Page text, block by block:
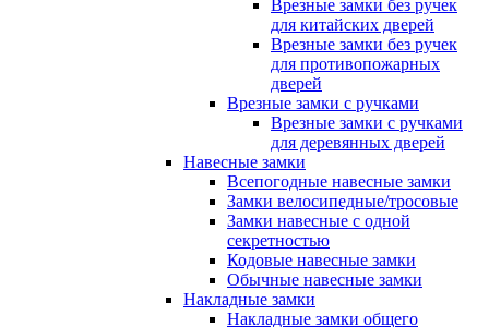
Врезные замки без ручек
для китайских дверей
Врезные замки без ручек
для противопожарных
дверей
Врезные замки с ручками
Врезные замки с ручками
для деревянных дверей
Навесные замки
Всепогодные навесные замки
Замки велосипедные/тросовые
Замки навесные с одной
секретностью
Кодовые навесные замки
Обычные навесные замки
Накладные замки
Накладные замки общего